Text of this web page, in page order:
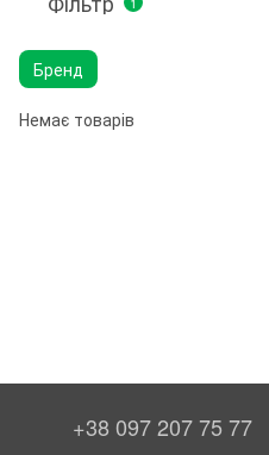
Бренд
Немає товарів
+38 097 207 75 77